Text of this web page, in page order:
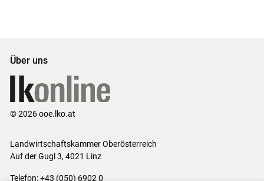
Über uns
© 2026 ooe.lko.at
Landwirtschaftskammer Oberösterreich
Auf der Gugl 3, 4021 Linz
Telefon: +43 (050) 6902 0